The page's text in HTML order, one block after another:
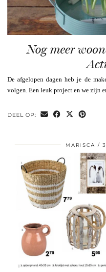
Nog meer
De afgelopen dagen heb je de
volgen. Een leuk project en we zijn
DEEL OP:
MARISCA